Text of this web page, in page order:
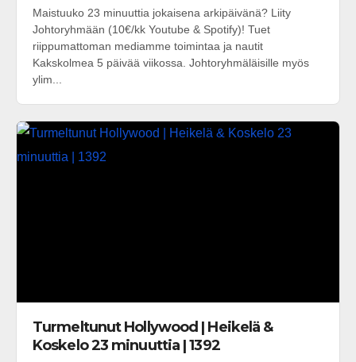
Maistuuko 23 minuuttia jokaisena arkipäivänä? Liity
Johtoryhmään (10€/kk Youtube & Spotify)! Tuet
riippumattoman mediamme toimintaa ja nautit
Kakskolmea 5 päivää viikossa. Johtoryhmäläisille myös
ylim...
Turmeltunut Hollywood | Heikelä &
Koskelo 23 minuuttia | 1392